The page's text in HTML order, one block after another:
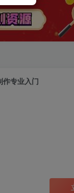
专业入门